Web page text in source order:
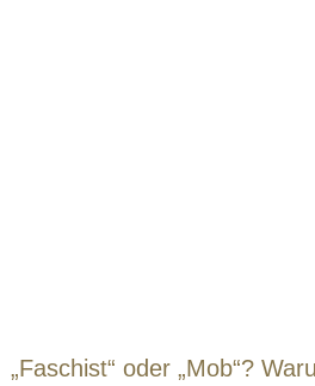
„Faschist“ oder „Mob“?